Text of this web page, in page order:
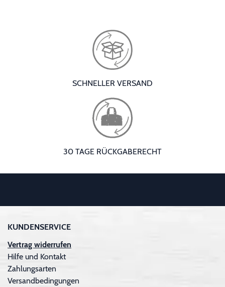
SCHNELLER VERSAND
30 TAGE RÜCKGABERECHT
KUNDENSERVICE
Vertrag widerrufen
Hilfe und Kontakt
Zahlungsarten
Versandbedingungen